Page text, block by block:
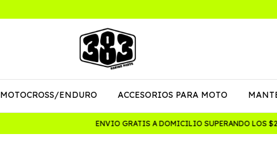
MOTOCROSS/ENDURO ACCESORIOS PARA MOTO
ENVIO GRATIS A DOMICILIO SUPERANDO LOS